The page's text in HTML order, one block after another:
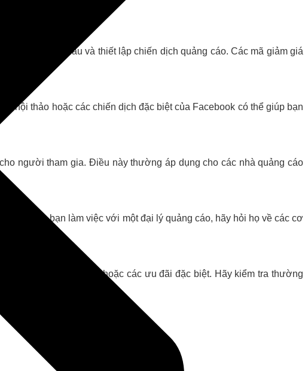
đăng ký lần đầu và thiết lập chiến dịch quảng cáo. Các mã giảm giá
hội thảo hoặc các chiến dịch đặc biệt của Facebook có thể giúp bạn
người tham gia. Điều này thường áp dụng cho các nhà quảng cáo
vụ. Nếu bạn làm việc với một đại lý quảng cáo, hãy hỏi họ về các cơ
trình khuyến mãi hoặc các ưu đãi đặc biệt. Hãy kiểm tra thường